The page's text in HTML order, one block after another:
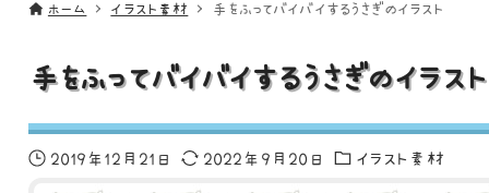
ホーム イラスト素材 手をふってバイバイするうさぎのイラスト
手をふってバイバイするうさぎのイラスト
2019年12月21日 2022年9月20日 イラスト素材